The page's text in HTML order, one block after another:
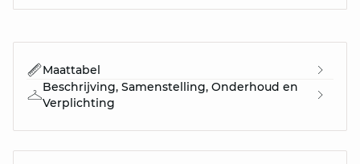
Maattabel
Beschrijving, Samenstelling, Onderhoud en
Verplichting